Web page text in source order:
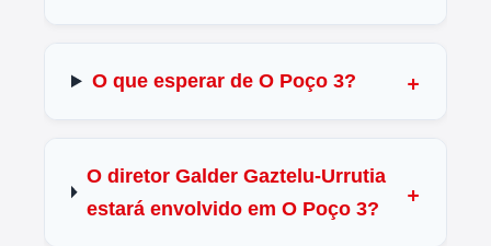
O que esperar de O Poço 3?
O diretor Galder Gaztelu-Urrutia
estará envolvido em O Poço 3?